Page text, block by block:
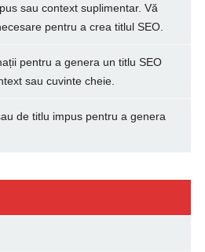
sau context suplimentar. Vă
pentru a crea titlul SEO.
pentru a genera un titlu SEO
sau cuvinte cheie.
de titlu impus pentru a genera